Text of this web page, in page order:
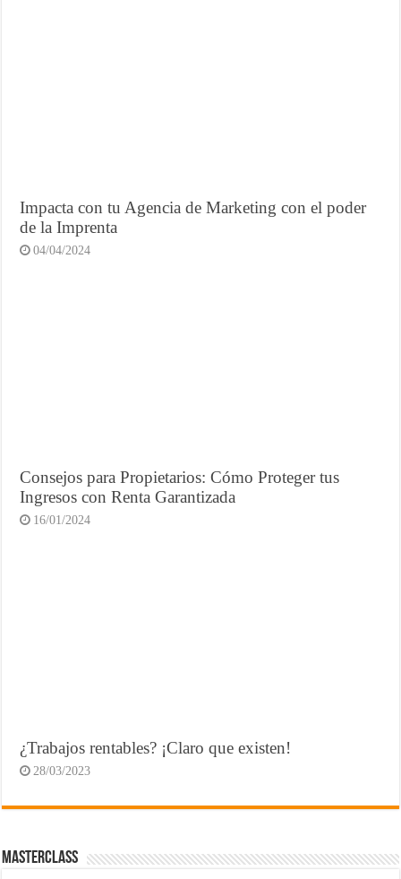
Impacta con tu Agencia de Marketing con el poder
de la Imprenta
04/04/2024
Consejos para Propietarios: Cómo Proteger tus
Ingresos con Renta Garantizada
16/01/2024
¿Trabajos rentables? ¡Claro que existen!
28/03/2023
MasterClass